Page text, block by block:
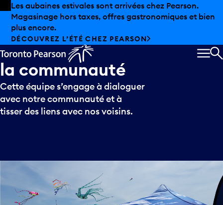
Skip to offers
Passer au contenu principal
Les aubaines estivales sont arrivées chez Pearson.
Magasinage hors taxes, offres gastronomiques et bien
plus encore.
DÉCOUVREZ L’ÉTÉ CHEZ PEARSON
Découvrez
les
ambassadeursde
la communauté
Cette équipe s’engage à dialoguer
avec notre communauté et à
tisser des liens avec nos voisins.